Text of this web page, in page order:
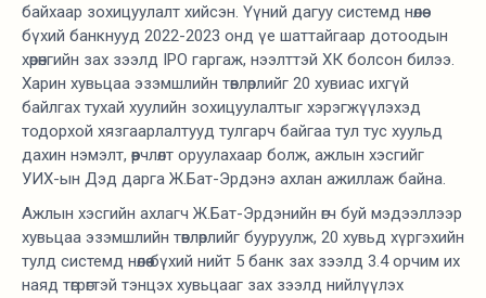
байхаар зохицуулалт хийсэн. Үүний дагуу системд нөлөө
бүхий банкнууд 2022-2023 онд үе шаттайгаар дотоодын
хөрөнгийн зах зээлд IPO гаргаж, нээлттэй ХК болсон билээ.
Харин хувьцаа эзэмшлийн төвлөрлийг 20 хувиас ихгүй
байлгах тухай хуулийн зохицуулалтыг хэрэгжүүлэхэд
тодорхой хязгаарлалтууд тулгарч байгаа тул тус хуульд
дахин нэмэлт, өөрчлөлт оруулахаар болж, ажлын хэсгийг
УИХ-ын Дэд дарга Ж.Бат-Эрдэнэ ахлан ажиллаж байна.
Ажлын хэсгийн ахлагч Ж.Бат-Эрдэнийн өгч буй мэдээллээр
хувьцаа эзэмшлийн төвлөрлийг бууруулж, 20 хувьд хүргэхийн
тулд системд нөлөө бүхий нийт 5 банк зах зээлд 3.4 орчим их
наяд төгрөгтэй тэнцэх хувьцааг зах зээлд нийлүүлэх